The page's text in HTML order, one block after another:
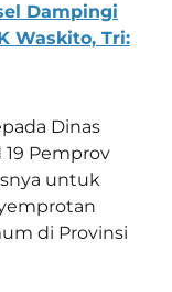
Dampingi
Waskito, Tri:
Dinas
19 Pemprov
untuk
di Provinsi